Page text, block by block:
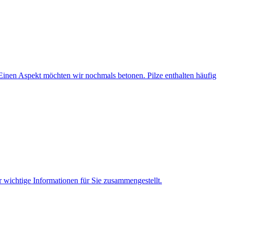
Aspekt möchten wir nochmals betonen. Pilze enthalten häufig
Informationen für Sie zusammengestellt.